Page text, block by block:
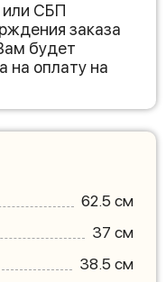
или СБП
заказа
будет
на оплату на
62.5 см
37 см
38.5 см